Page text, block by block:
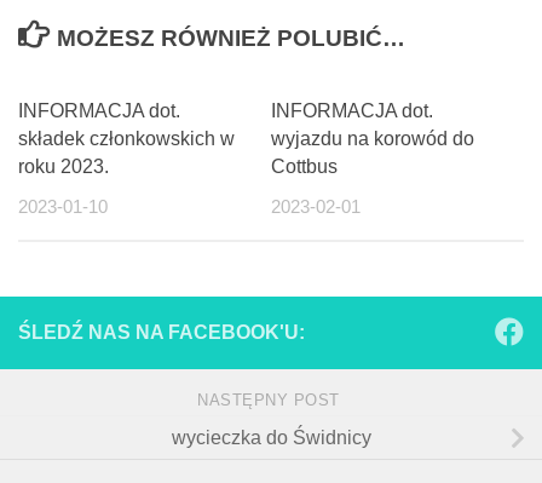
MOŻESZ RÓWNIEŻ POLUBIĆ…
INFORMACJA dot.
składek członkowskich w
roku 2023.
2023-01-10
INFORMACJA dot.
wyjazdu na korowód do
Cottbus
2023-02-01
ŚLEDŹ NAS NA FACEBOOK'U:
NASTĘPNY POST
wycieczka do Świdnicy